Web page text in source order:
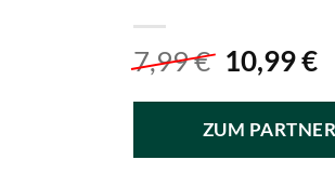
7,99€
war:
7,99 €
10,99€
ZUM